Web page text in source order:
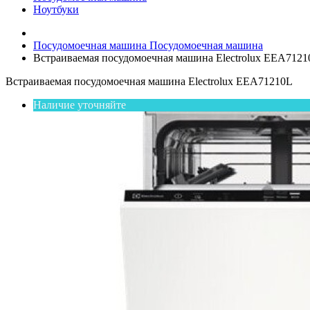
Ноутбуки
Посудомоечная машина Посудомоечная машина
Встраиваемая посудомоечная машина Electrolux
Встраиваемая посудомоечная машина Electrolux EEA71210L
Наличие уточняйте